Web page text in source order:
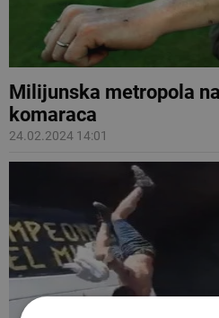
Milijunska metropola
komaraca
24.02.2024 14:01